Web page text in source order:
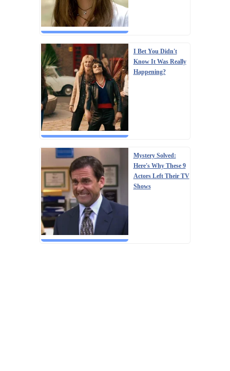
I Bet You Didn't
Know It Was Really
Happening?
Mystery Solved:
Here's Why These 9
Actors Left Their TV
Shows